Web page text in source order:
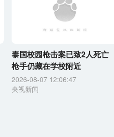
泰国校园枪击案已致2人死亡
枪手仍藏在学校附近
2026-08-07 12:06:47
央视新闻